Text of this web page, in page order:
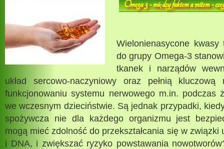
Omega 3 - między faktem a mitem -
Wielonienasycone kwasy
do grupy Omega-3
tkanek i narządów
układ sercowo-naczyniowy oraz pełnią kluczową
funkcjonowaniu systemu nerwowego m.in. podczas
we wczesnym dzieciństwie. Są jednak przypadki,
spożywcza nie dla każdego organizmu jest
mogą mieć zdolność do przekształcania się w związki
i DNA, i zwiększać ryzyko powstawania